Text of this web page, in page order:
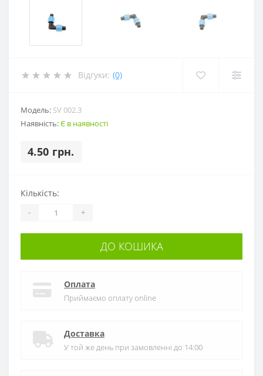
Відгуки: (0)
Модель: SV 002.3
Наявність:Є в наявності
4.50 грн.
Кількість:
- +
ДО КОШИКА
Оплата
Приймаємо оплату online
Доставка
У той же день при замовленні до 14:00